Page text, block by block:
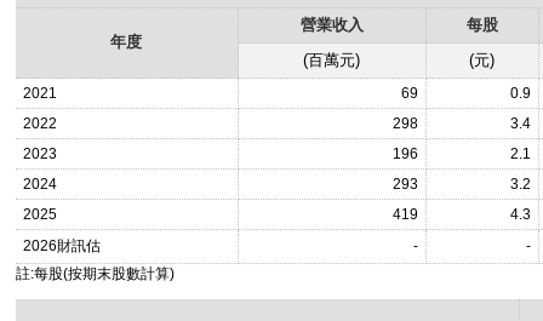
年度
營業收入
每股
(百萬元)
(元)
2021 69
0.9
2022
298
3.4
2023
196
2.1
2024
293
3.2
2025
419
4.3
2026財訊估 -
-
註:每股(按期末股數計算)